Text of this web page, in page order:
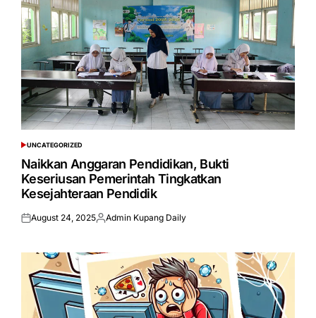
POSTED
IN
UNCATEGORIZED
Naikkan Anggaran Pendidikan, Bukti
Keseriusan Pemerintah Tingkatkan
Kesejahteraan Pendidik
Posted
August 24, 2025Posted
Admin Kupang Daily